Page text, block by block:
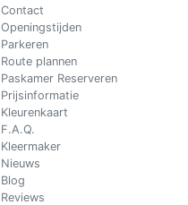
Contact
Openingstijden
Parkeren
Route plannen
Paskamer Reserveren
Prijsinformatie
Kleurenkaart
F.A.Q.
Kleermaker
Nieuws
Blog
Reviews